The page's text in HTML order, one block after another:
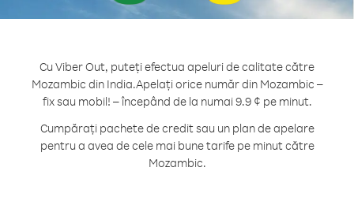
Cu Viber Out, puteți efectua apeluri de calitate către
Mozambic din India.Apelați orice număr din Mozambic –
fix sau mobil! – începând de la numai 9.9 ¢ pe minut.
Cumpărați pachete de credit sau un plan de apelare
pentru a avea de cele mai bune tarife pe minut către
Mozambic.